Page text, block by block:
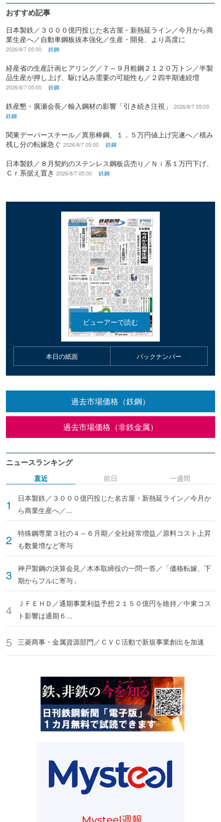
おすすめ記事
日本製鉄／３０００億円投じた名古屋・新熱延ライン／今月から商
業生産へ／自動車鋼板抜本強化／生産・開発、より高度に
2026/8/7 05:00 鉄鋼
経産省の生産計画ヒアリング／７～９月粗鋼２１２０万トン／半製
品生産が押し上げ、駆け込み需要の可能性も／２四半期連続増
2026/8/7 05:00 鉄鋼
鉄産懇・廣瀬会長／輸入鋼材の影響「引き続き注視」
2026/8/7 05:00
鉄鋼
関東デーバースチール／異形棒鋼、１．５万円値上げ完遂へ／積み
残し分の転嫁急ぐ 2026/8/7 05:00 鉄鋼
日本製鉄／８月契約のステンレス鋼板店売り／Ｎｉ系１万円下げ、
Ｃｒ系据え置き 2026/8/7 05:00 鉄鋼
本日の紙面 バックナンバー
過去市場価格（鉄鋼）
過去市場価格（非鉄金属）
ニュースランキング
直近
日本製鉄／３０００億円投じた名古屋・新熱延ライン／今月か
ら商業生産へ／...
特殊鋼専業３社の４～６月期／全社経常増益／原料コスト上昇
も数量増など寄与
神戸製鋼の決算会見／木本取締役の一問一答／「価格転嫁、下
期からフルに寄与」
ＪＦＥＨＤ／通期事業利益予想２１５０億円を維持／中東コス
ト影響は通期６...
三菱商事・金属資源部門／ＣＶＣ活動で新規事業創出を加速
前日 一週間